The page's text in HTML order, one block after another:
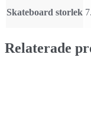
Skateboard storlek
Relaterade